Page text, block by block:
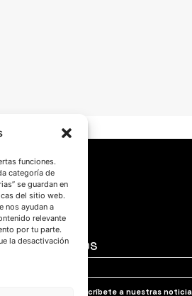
funciones.
categoría de
se guardan en
del sitio web.
nos ayudan a
relevante
por tu parte.
la desactivaciónSÍGUENOS
Suscríbete a nuestras